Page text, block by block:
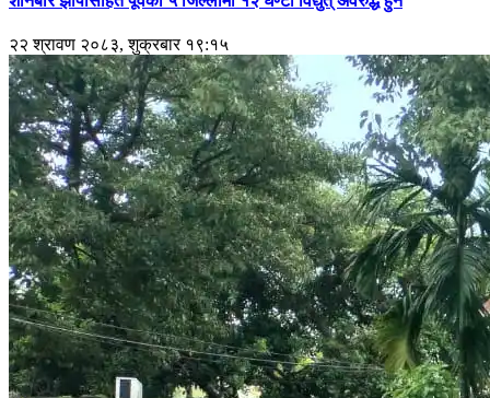
२२ श्रावण २०८३, शुक्रबार १९:१५